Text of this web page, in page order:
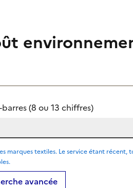
(8 ou 13 chiffres)
marques textiles. Le service étant récent,
avancée